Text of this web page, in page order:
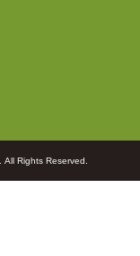
. All Rights Reserved.